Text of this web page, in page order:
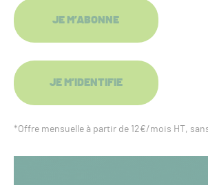
JE M’ABONNE
JE M’IDENTIFIE
*Offre mensuelle à partir de 12€/mois HT,